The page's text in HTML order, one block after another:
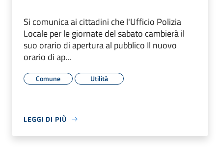
Si comunica ai cittadini che l'Ufficio Polizia
Locale per le giornate del sabato cambierà il
suo orario di apertura al pubblico Il nuovo
orario di ap...
Comune Utilità
LEGGI DI PIÙ